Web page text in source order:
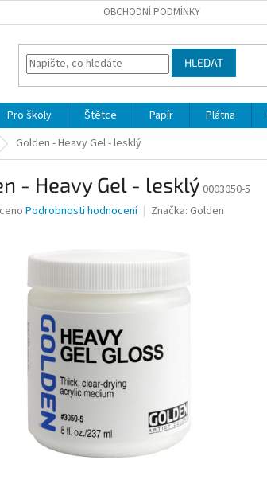
OBCHODNÍ PODMÍNKY
HLEDAT
Pro školy Štětce Papír Plátna
Golden - Heavy Gel - lesklý
- Heavy Gel - lesklý 0003050-5
Podrobnosti hodnocení Značka: Golden